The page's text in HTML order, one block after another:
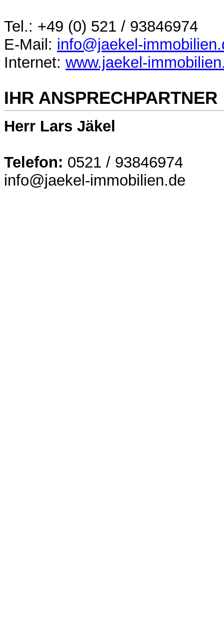
Tel.: +49 (0) 521 / 93846974
E-Mail: info@jaekel-
Internet: www.jaekel-
IHR ANSPRECHPARTNER
Herr Lars Jäkel
Telefon: 0521 / 93846974
info@jaekel-immobilien.de